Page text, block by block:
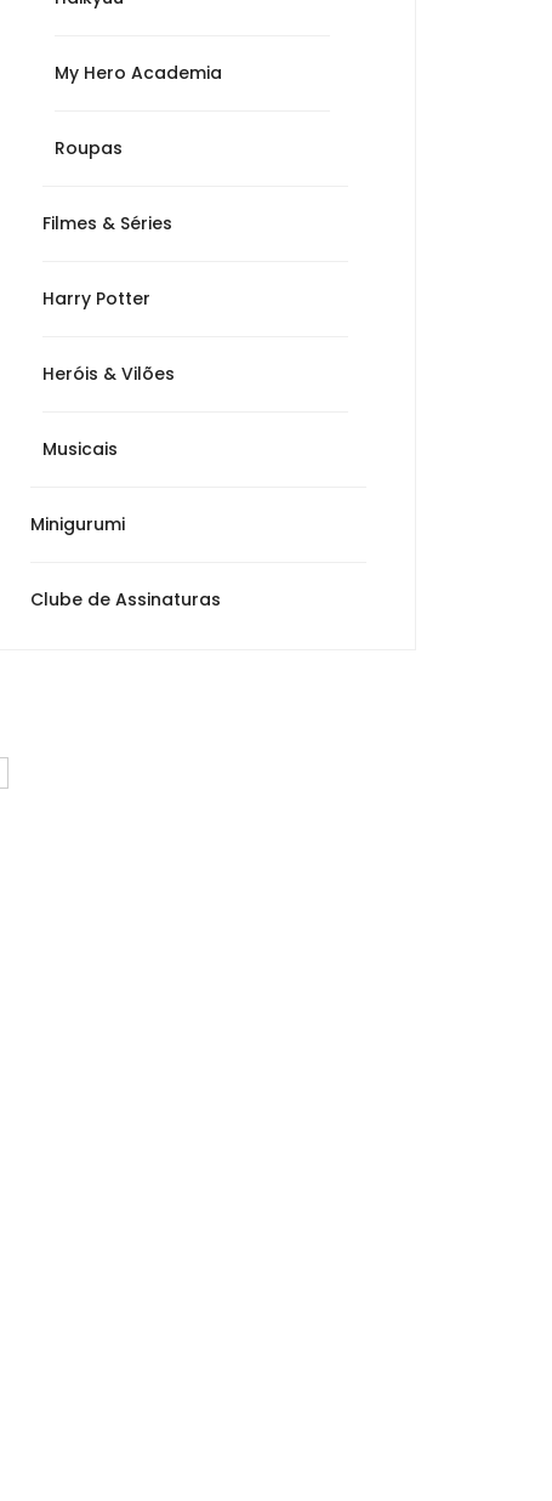
My Hero Academia
Roupas
Filmes & Séries
Harry Potter
Heróis & Vilões
Musicais
Minigurumi
Clube de Assinaturas